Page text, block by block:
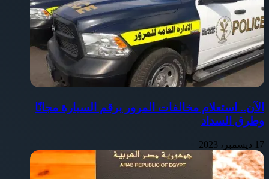
الآن.. استعلام مخالفات المرور برقم السيارة مجانًا
وطرق السداد
17 ديسمبر، 2023